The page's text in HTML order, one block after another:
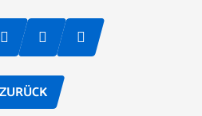
ZURÜCK